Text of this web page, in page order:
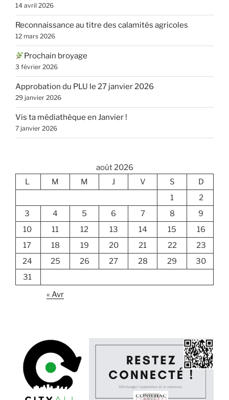
14 avril 2026
Reconnaissance au titre des calamités agricoles
12 mars 2026
Prochain broyage
3 février 2026
Approbation du PLU le 27 janvier 2026
29 janvier 2026
Vis ta médiathèque en Janvier !
7 janvier 2026
août 2026
L
M M J V S
D
1
2
3
4 5 6 7 8
9
10
11 12 13 14 15
16
17
18 19 20 21 22
23
24
25 26 27 28 29
30
31
« Avr